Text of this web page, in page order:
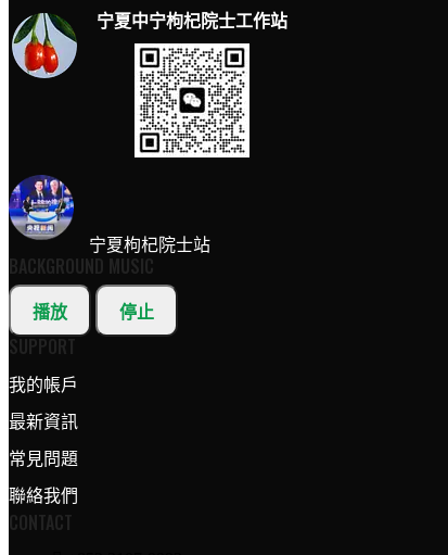
宁夏中宁枸杞院士工作站
宁夏枸杞院士站
BACKGROUND MUSIC
播放 停止
SUPPORT
我的帳戶
最新資訊
常見問題
聯絡我們
CONTACT